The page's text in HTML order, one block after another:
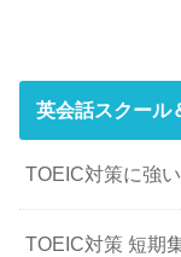
英会話スクール
TOEIC対策に強
TOEIC対策 短期